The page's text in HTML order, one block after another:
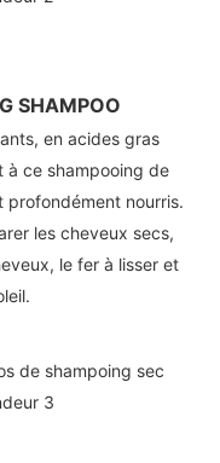
SHAMPOO
en acides gras
à ce shampooing de
profondément nourris.
les cheveux secs,
le fer à lisser et